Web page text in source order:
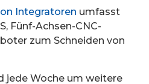
Integratoren umfasst
Fünf-Achsen-CNC-
zum Schneiden von
jede Woche um weitere